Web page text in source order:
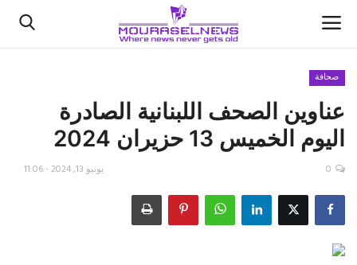
الأخبار
كتّابنا
اقتصاد
صحافة
عناوين الصحف اللبنانية الصادرة
اليوم الخميس 13 حزيران 2024
يونيو 13, 2024 - 11:06 0